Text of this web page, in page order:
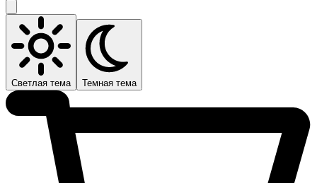
Светлая тема Темная тема